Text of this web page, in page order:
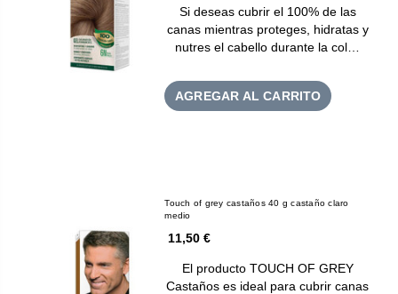
Si deseas cubrir el 100% de las
canas mientras proteges, hidratas y
nutres el cabello durante la col…
AGREGAR AL CARRITO
Touch of grey castaños 40 g castaño claro
medio
11,50 €
El producto TOUCH OF GREY
Castaños es ideal para cubrir canas